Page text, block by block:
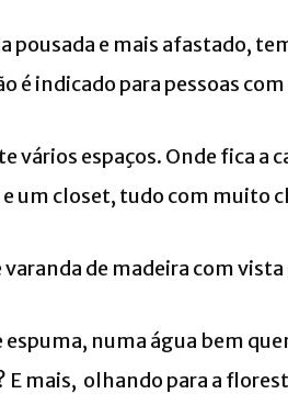
pousada e mais afastado,
é indicado para pessoas
vários espaços. Onde fica a
um closet, tudo com muito
varanda de madeira com
espuma, numa água bem
E mais, olhando para a